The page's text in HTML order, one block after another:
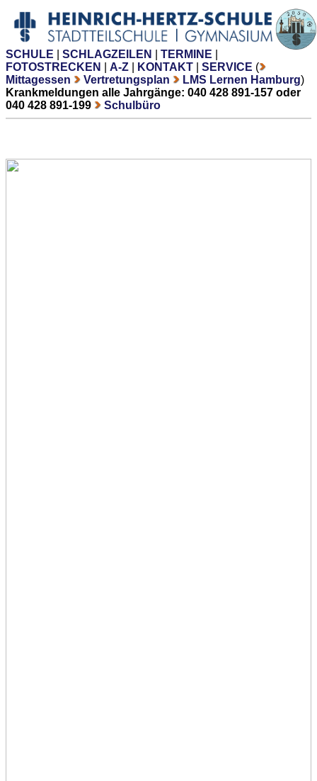
SCHULE SCHLAGZEILEN TERMINE
FOTOSTRECKEN
A-Z KONTAKT SERVICE (
Mittagessen
Vertretungsplan LMS Lernen Hamburg)
Krankmeldungen alle Jahrgänge: 040 428 891-157 oder
040 428 891-199
Schulbüro